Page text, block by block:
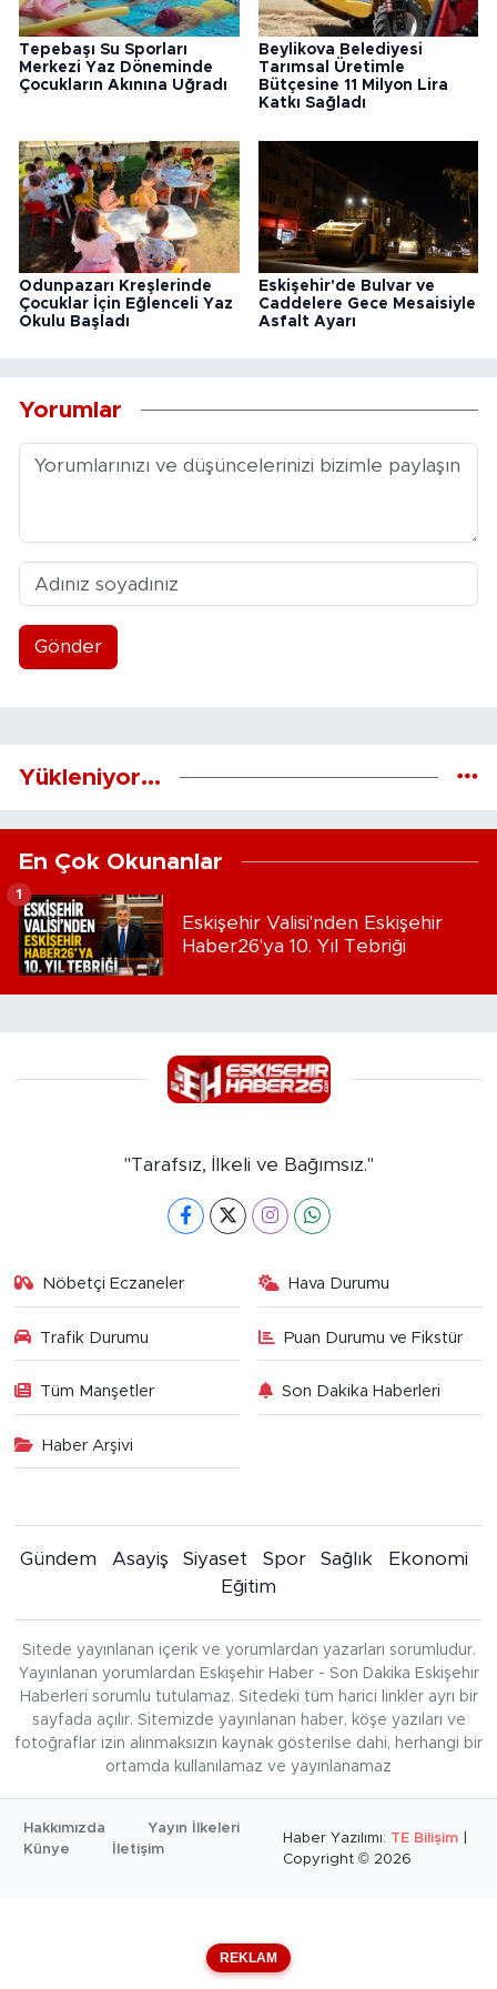
Tepebaşı Su Sporları
Merkezi Yaz Döneminde
Çocukların Akınına Uğradı
Beylikova Belediyesi
Tarımsal Üretimle
Bütçesine 11 Milyon Lira
Katkı Sağladı
Odunpazarı Kreşlerinde
Çocuklar İçin Eğlenceli Yaz
Okulu Başladı
Eskişehir'de Bulvar ve
Caddelere Gece Mesaisiyle
Asfalt Ayarı
Yorumlar
Gönder
Yükleniyor...
En Çok Okunanlar
Eskişehir Valisi'nden Eskişehir
Haber26'ya 10. Yıl Tebriği
1
"Tarafsız, İlkeli ve Bağımsız."
Nöbetçi Eczaneler Hava Durumu
Trafik Durumu Puan Durumu ve Fikstür
Tüm Manşetler Son Dakika Haberleri
Haber Arşivi
Gündem Asayiş Siyaset Spor Sağlık
Ekonomi
Eğitim
Sitede yayınlanan içerik ve yorumlardan yazarları sorumludur.
Yayınlanan yorumlardan Eskişehir Haber - Son Dakika Eskişehir
Haberleri sorumlu tutulamaz. Sitedeki tüm harici linkler ayrı bir
sayfada açılır. Sitemizde yayınlanan haber, köşe yazıları ve
fotoğraflar izin alınmaksızın kaynak gösterilse dahi, herhangi bir
ortamda kullanılamaz ve yayınlanamaz
Hakkımızda
Yayın İlkeleri
Künye
İletişim
Haber Yazılımı: TE Bilişim
Copyright © 2026
REKLAM